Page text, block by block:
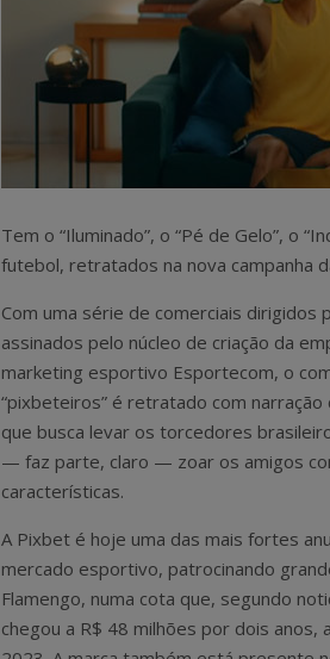
Tem o “Iluminado”, o “Pé de Gelo”, o
futebol, retratados na nova campanha
Com uma série de comerciais dirigidos
assinados pelo núcleo de criação da
marketing esportivo Esportecom, o
“pixbeteiros” é retratado com narração
que busca levar os torcedores
— faz parte, claro — zoar os amigos
características.
A Pixbet é hoje uma das mais fortes
mercado esportivo, patrocinando
Flamengo, numa cota que, segundo
chegou a R$ 48 milhões por dois anos,